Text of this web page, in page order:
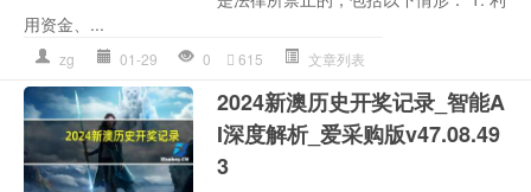
用资金、...
zg 01-29 0 615 文章列表
2024新澳历史开奖记录_智能A
I深度解析_爱采购版v47.08.49
3